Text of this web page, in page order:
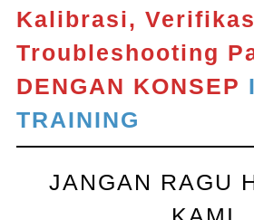
Kalibrasi,
Troubleshooting
DENGAN KONSEP
TRAINING
JANGAN RAGU